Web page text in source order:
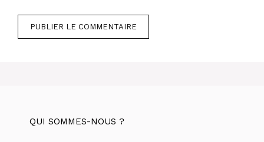
QUI SOMMES-NOUS ?